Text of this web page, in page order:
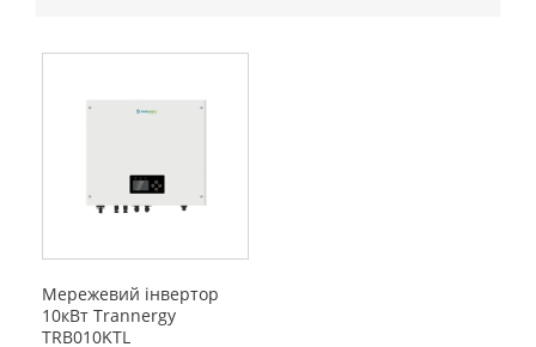
Мережевий інвертор
10кВт Trannergy
TRB010KTL